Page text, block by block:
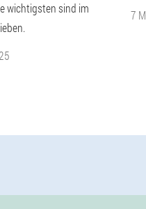
wichtigsten sind im
7